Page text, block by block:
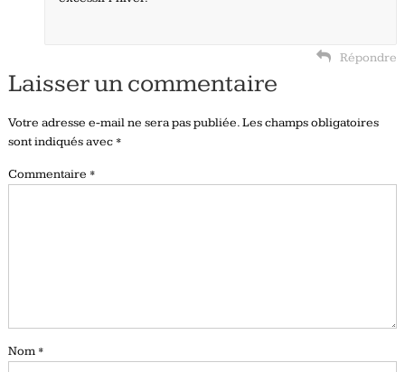
Répondre
Laisser un commentaire
Votre adresse e-mail ne sera pas publiée.Les champs obligatoires
sont indiqués avec *
Commentaire *
Nom *